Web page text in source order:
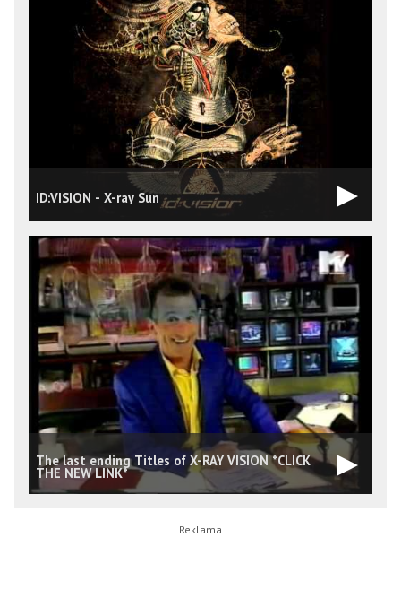
ID:VISION - X-ray Sun
The last ending Titles of X-RAY VISION *CLICK
THE NEW LINK*